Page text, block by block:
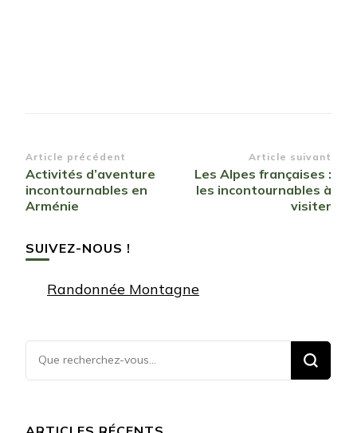
Navigation
d’article
Article précédent
Activités d’aventure
incontournables en
Arménie
Article suivant
Les Alpes françaises :
les incontournables à
visiter
SUIVEZ-NOUS !
Randonnée Montagne
Vous
recherchiez